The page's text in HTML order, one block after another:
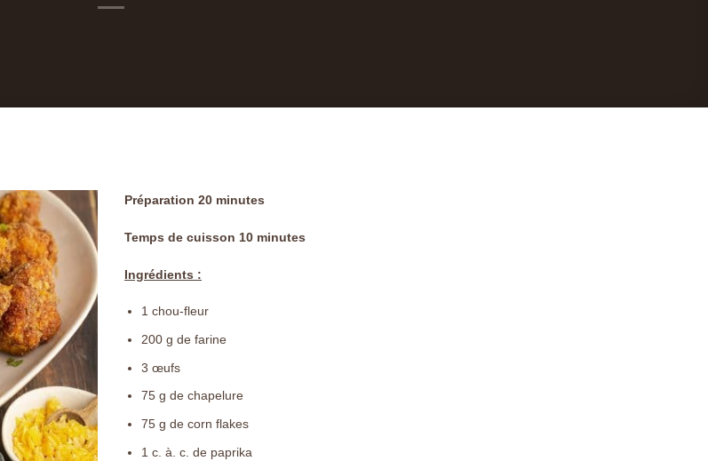
Préparation 20 minutes
Temps de cuisson 10 minutes
Ingrédients :
1 chou-fleur
200 g de farine
3 œufs
75 g de chapelure
75 g de corn flakes
1 c. à. c. de paprika